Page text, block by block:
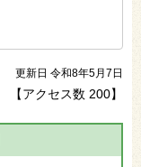
更新日 令和8年5月7日
【アクセス数 200】